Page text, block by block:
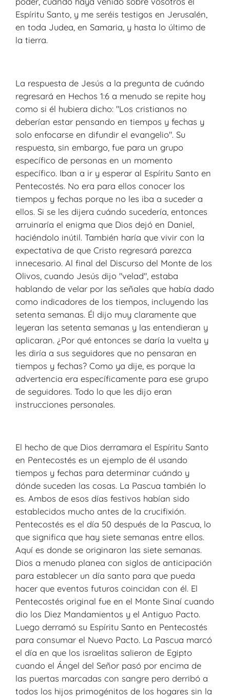
Espíritu Santo, y me seréis testigos en Jerusalén,
en toda Judea, en Samaria, y hasta lo último de
la tierra.
La respuesta de Jesús a la pregunta de cuándo
regresará en Hechos 1:6 a menudo se repite hoy
como si él hubiera dicho: "Los cristianos no
deberían estar pensando en tiempos y fechas y
solo enfocarse en difundir el evangelio". Su
respuesta, sin embargo, fue para un grupo
específico de personas en un momento
específico. Iban a ir y esperar al Espíritu Santo en
Pentecostés. No era para ellos conocer los
tiempos y fechas porque no les iba a suceder a
ellos. Si se les dijera cuándo sucedería, entonces
arruinaría el enigma que Dios dejó en Daniel,
haciéndolo inútil. También haría que vivir con la
expectativa de que Cristo regresará parezca
innecesario. Al final del Discurso del Monte de los
Olivos, cuando Jesús dijo "velad", estaba
hablando de velar por las señales que había dado
como indicadores de los tiempos, incluyendo las
setenta semanas. Él dijo muy claramente que
leyeran las setenta semanas y las entendieran y
aplicaran. ¿Por qué entonces se daría la vuelta y
les diría a sus seguidores que no pensaran en
tiempos y fechas? Como ya dije, es porque la
advertencia era específicamente para ese grupo
de seguidores. Todo lo que les dijo eran
instrucciones personales.
El hecho de que Dios derramara el Espíritu Santo
en Pentecostés es un ejemplo de él usando
tiempos y fechas para determinar cuándo y
dónde suceden las cosas. La Pascua también lo
es. Ambos de esos días festivos habían sido
establecidos mucho antes de la crucifixión.
Pentecostés es el día 50 después de la Pascua, lo
que significa que hay siete semanas entre ellos.
Aquí es donde se originaron las siete semanas.
Dios a menudo planea con siglos de anticipación
para establecer un día santo para que pueda
hacer que eventos futuros coincidan con él. El
Pentecostés original fue en el Monte Sinaí cuando
dio los Diez Mandamientos y el Antiguo Pacto.
Luego derramó su Espíritu Santo en Pentecostés
para consumar el Nuevo Pacto. La Pascua marcó
el día en que los israelitas salieron de Egipto
cuando el Ángel del Señor pasó por encima de
las puertas marcadas con sangre pero derribó a
todos los hijos primogénitos de los hogares sin la